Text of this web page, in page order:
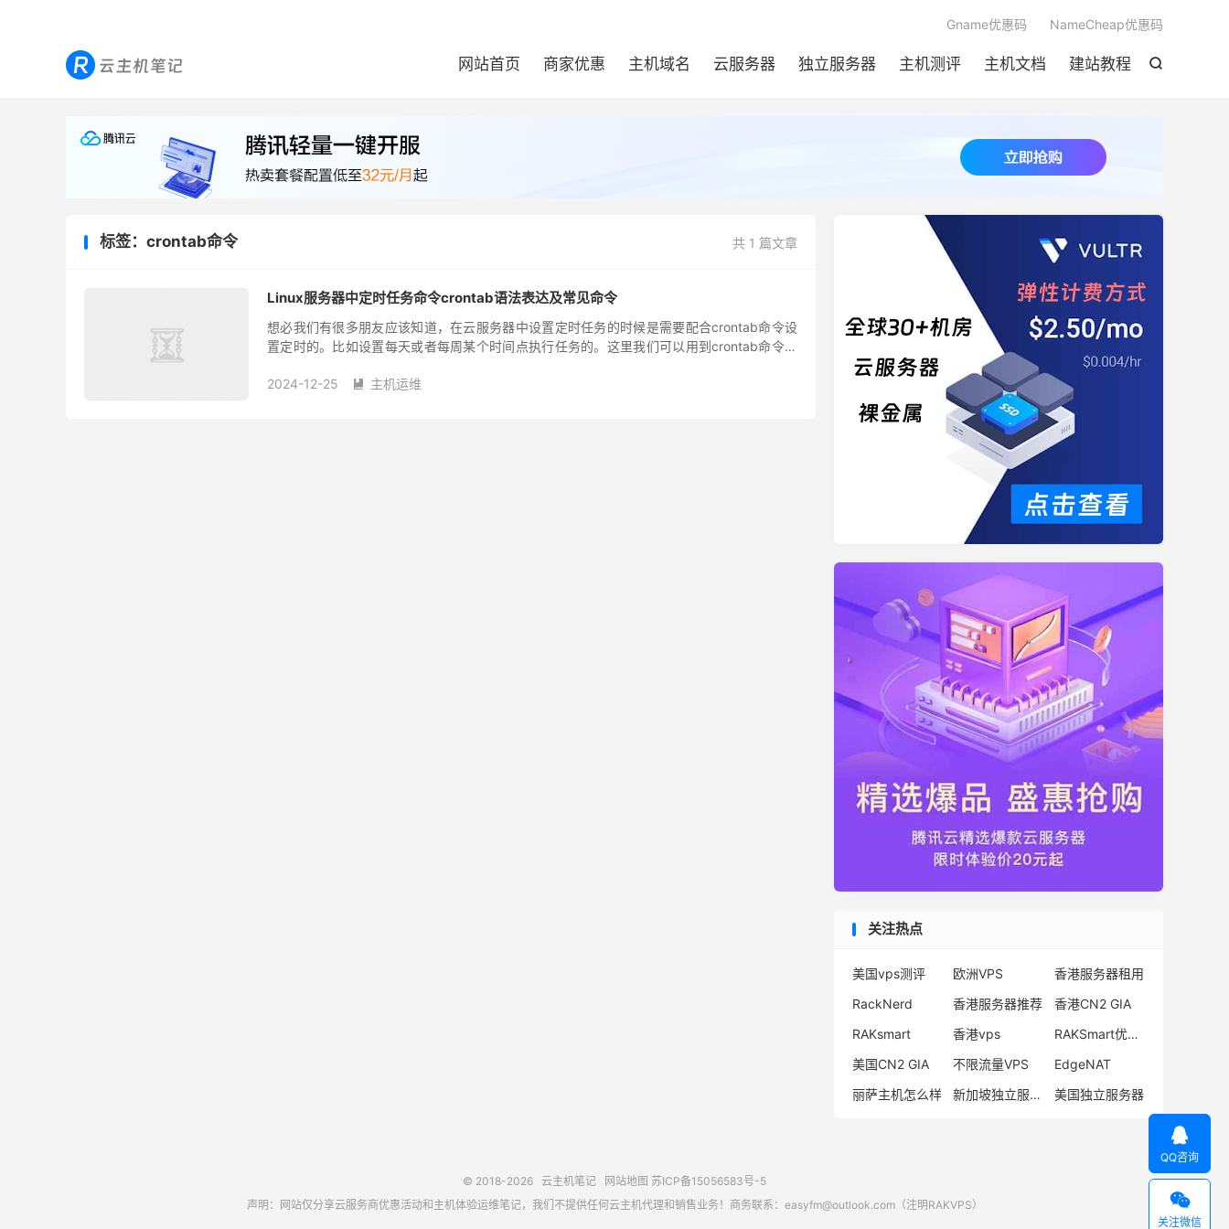

网站首页 商家优惠 主机域名 云服务器 独立服务器 主机测评 主机文档 建站教程
Gname优惠码 NameCheap优惠码
共 1 篇文章
标签：crontab命令
Linux服务器中定时任务命令crontab语法表达及常见命令
想必我们有很多朋友应该知道，在云服务器中设置定时任务的时候是需要配合crontab命令设
置定时的。比如设置每天或者每周某个时间点执行任务的。这里我们可以用到crontab命令，
2024-12-25
 主机运维
关注热点
美国vps测评 欧洲VPS
香港服务器租用
RackNerd
香港服务器推荐
香港CN2 GIA
RAKsmart
香港vps
RAKSmart优惠码
美国CN2 GIA
不限流量VPS
EdgeNAT
丽萨主机怎么样
新加坡独立服务器 美国独立服务器
© 2018-2026 云主机笔记 网站地图 苏ICP备15056583号-5
声明：网站仅分享云服务商优惠活动和主机体验运维笔记，我们不提供任何云主机代理和销售业务！商务联系：easyfm@outlook.com（注明RAKVPS）

QQ咨询

关注微信